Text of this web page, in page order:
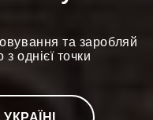
та заробляй
однієї точки